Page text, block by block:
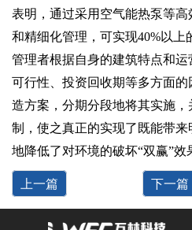
表明，通过采用空气能热泵等
和精细化管理，可实现40%以
管理者根据自身的建筑特点和
可行性、投资回收期等多方面
造方案，分期分段地将其实施
制，使之真正的实现了既能带
地降低了对环境的破坏“双赢”效
上一篇 下一篇